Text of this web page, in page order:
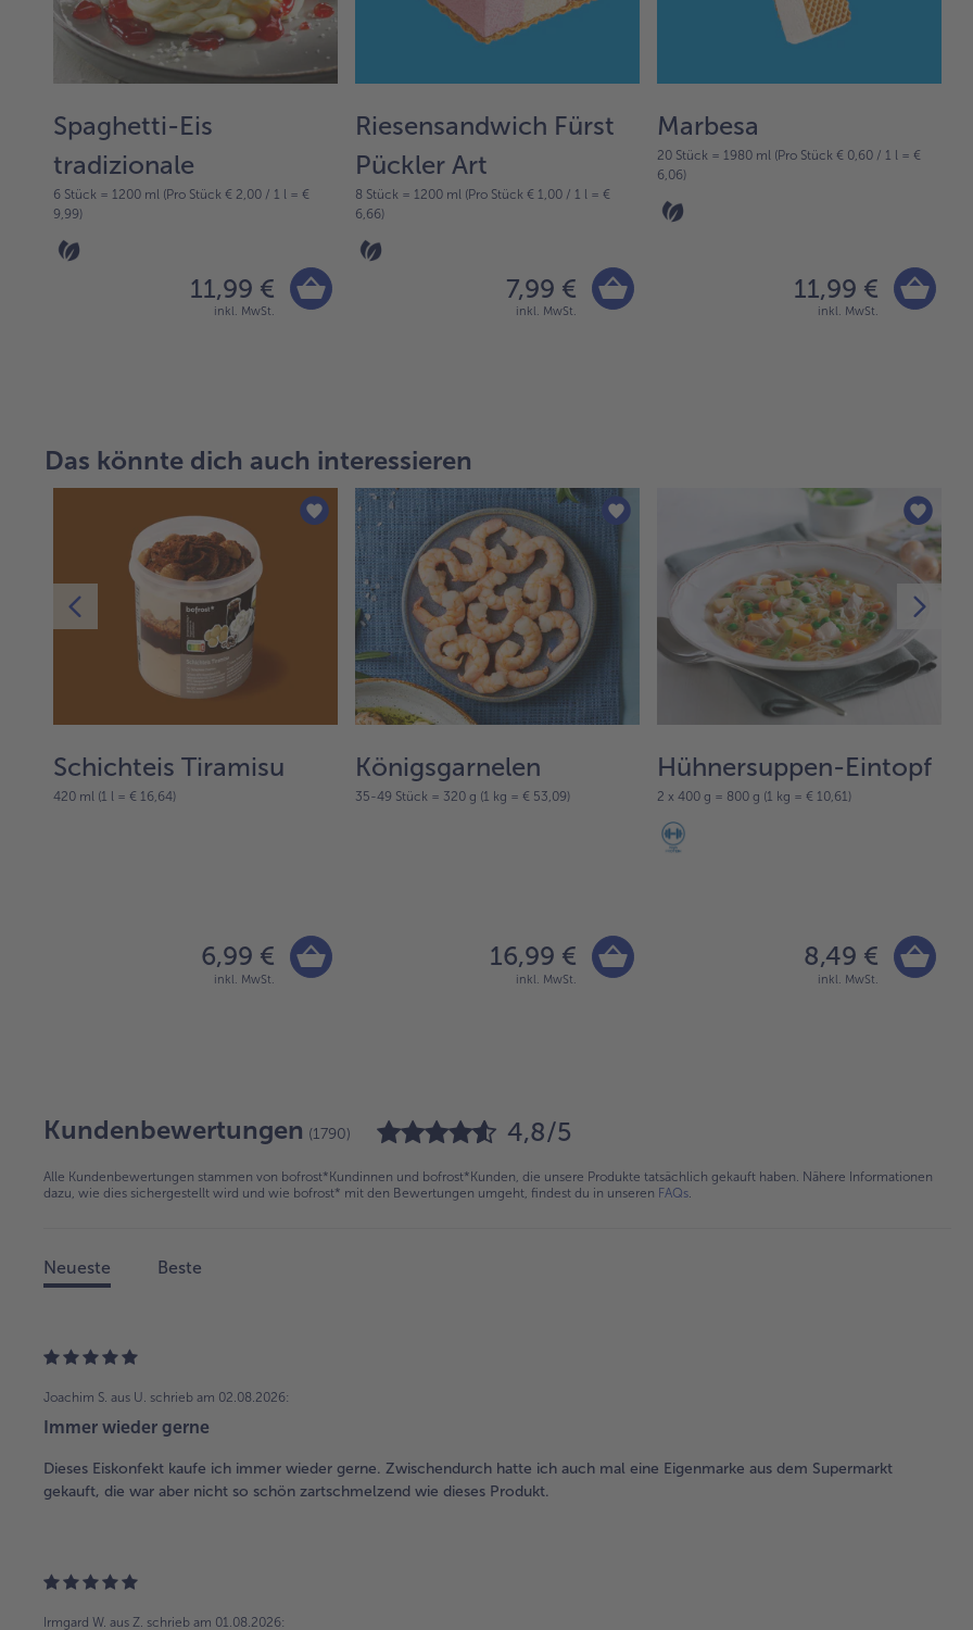
Spaghetti-Eis
tradizionale
6 Stück = 1200 ml (Pro Stück € 2,00 / 1 l = €
9,99)
11,99 €
inkl. MwSt.
Riesensandwich Fürst
Pückler Art
8 Stück = 1200 ml (Pro Stück € 1,00 / 1 l = €
6,66)
7,99 €
inkl. MwSt.
Marbesa
20 Stück = 1980 ml (Pro Stück € 0,60 / 1 l = €
6,06)
11,99 €
inkl. MwSt.
Das könnte dich auch interessieren
Schichteis Tiramisu
420 ml (1 l = € 16,64)
6,99 €
inkl. MwSt.
Königsgarnelen
35-49 Stück = 320 g (1 kg = € 53,09)
16,99 €
inkl. MwSt.
Hühnersuppen-Eintopf
2 x 400 g = 800 g (1 kg = € 10,61)
8,49 €
inkl. MwSt.
Kundenbewertungen (1790) 4,8/5
Alle Kundenbewertungen stammen von bofrost*Kundinnen und bofrost*Kunden, die unsere Produkte tatsächlich gekauft haben. Nähere Informationen
dazu, wie dies sichergestellt wird und wie bofrost* mit den Bewertungen umgeht, findest du in unseren FAQs
Neueste Beste
Joachim S. aus U. schrieb am 02.08.2026:
Immer wieder gerne
Dieses Eiskonfekt kaufe ich immer wieder gerne. Zwischendurch hatte ich auch mal eine Eigenmarke aus dem Supermarkt
gekauft, die war aber nicht so schön zartschmelzend wie dieses Produkt.
Irmgard W. aus Z. schrieb am 01.08.2026: